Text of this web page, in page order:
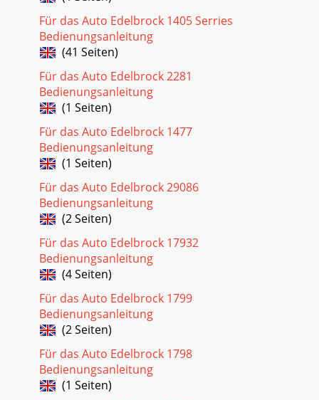
Für das Auto Edelbrock 1405 Serries
Bedienungsanleitung
(41 Seiten)
Für das Auto Edelbrock 2281
Bedienungsanleitung
(1 Seiten)
Für das Auto Edelbrock 1477
Bedienungsanleitung
(1 Seiten)
Für das Auto Edelbrock 29086
Bedienungsanleitung
(2 Seiten)
Für das Auto Edelbrock 17932
Bedienungsanleitung
(4 Seiten)
Für das Auto Edelbrock 1799
Bedienungsanleitung
(2 Seiten)
Für das Auto Edelbrock 1798
Bedienungsanleitung
(1 Seiten)